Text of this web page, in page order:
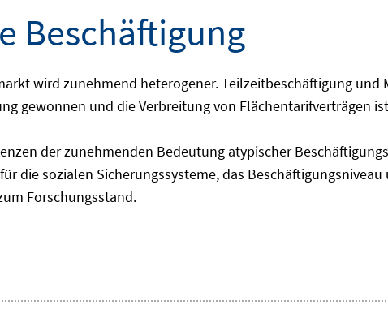
Beschäftigung
wird zunehmend heterogener. Teilzeitbeschäftigung
gewonnen und die Verbreitung von Flächentarifverträgen
der zunehmenden Bedeutung atypischer
die sozialen Sicherungssysteme, das
Forschungsstand.